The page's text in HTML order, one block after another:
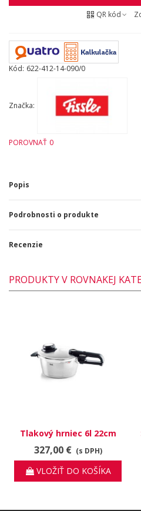
QR kód
Kód: 622-412-14-090/0
Značka:
POROVNAŤ 0
Popis
Podrobnosti o produkte
Recenzie
PRODUKTY V ROVNAKEJ
Tlakový hrniec 6l 22cm
Vitavit Premium
327,00 € (s DPH)
VLOŽIŤ DO KOŠÍKA